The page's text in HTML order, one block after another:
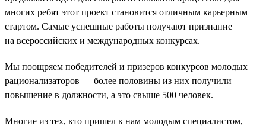
многих ребят этот проект становится отличным карьерным
стартом. Самые успешные работы получают признание
на всероссийских и международных конкурсах.
Мы поощряем победителей и призеров конкурсов молодых
рационализаторов — более половины из них получили
повышение в должности, а это свыше 500 человек.
Многие из тех, кто пришел к нам молодым специалистом,